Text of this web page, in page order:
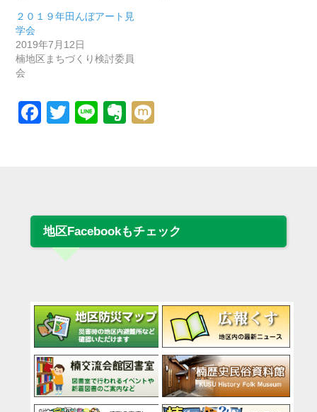
２０１９年田んぼアート見
学会
2019年7月12日
楠地区まちづくり検討委員
会
Facebook
Twitter
LineEvernote
地区Facebookもチェック